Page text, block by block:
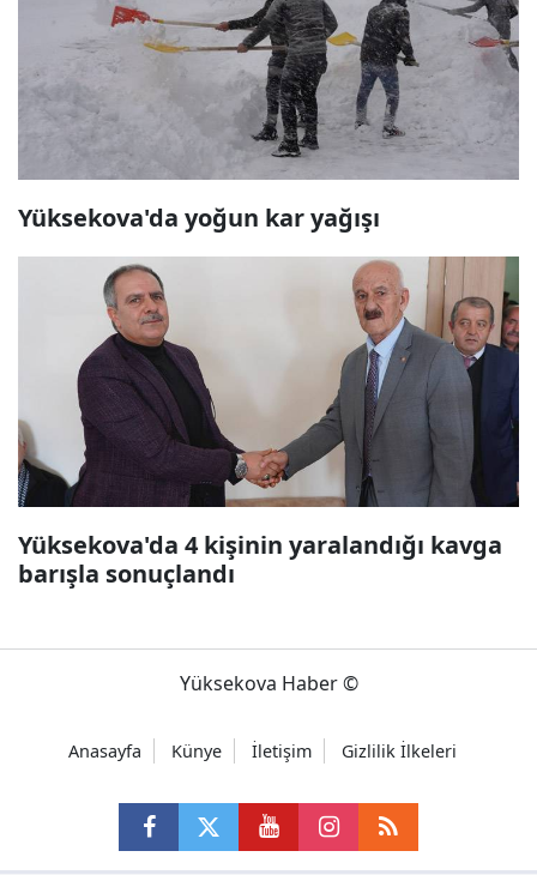
Yüksekova'da yoğun kar yağışı
Yüksekova'da 4 kişinin yaralandığı kavga
barışla sonuçlandı
Yüksekova Haber ©
Anasayfa Künye İletişim Gizlilik İlkeleri